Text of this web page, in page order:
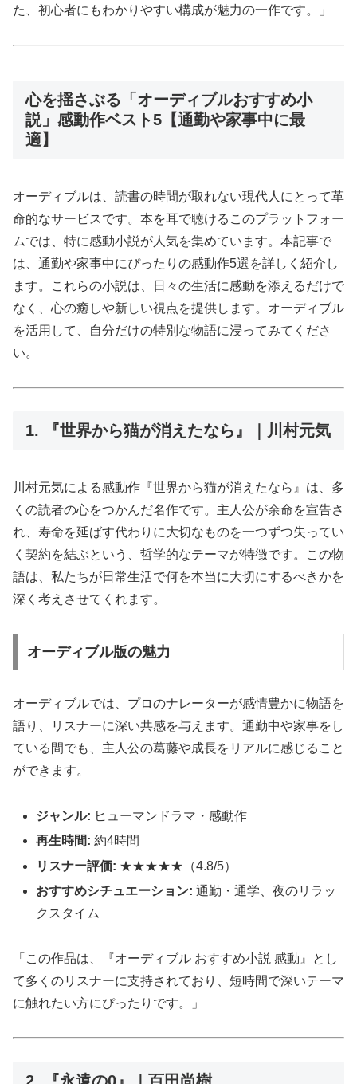
た、初心者にもわかりやすい構成が魅力の一作です。」
心を揺さぶる「オーディブルおすすめ小
説」感動作ベスト5【通勤や家事中に最
適】
オーディブルは、読書の時間が取れない現代人にとって革
命的なサービスです。本を耳で聴けるこのプラットフォー
ムでは、特に感動小説が人気を集めています。本記事で
は、通勤や家事中にぴったりの感動作5選を詳しく紹介し
ます。これらの小説は、日々の生活に感動を添えるだけで
なく、心の癒しや新しい視点を提供します。オーディブル
を活用して、自分だけの特別な物語に浸ってみてくださ
い。
1. 『世界から猫が消えたなら』｜川村元気
川村元気による感動作『世界から猫が消えたなら』は、多
くの読者の心をつかんだ名作です。主人公が余命を宣告さ
れ、寿命を延ばす代わりに大切なものを一つずつ失ってい
く契約を結ぶという、哲学的なテーマが特徴です。この物
語は、私たちが日常生活で何を本当に大切にするべきかを
深く考えさせてくれます。
オーディブル版の魅力
オーディブルでは、プロのナレーターが感情豊かに物語を
語り、リスナーに深い共感を与えます。通勤中や家事をし
ている間でも、主人公の葛藤や成長をリアルに感じること
ができます。
ジャンル: ヒューマンドラマ・感動作
再生時間: 約4時間
リスナー評価: ★★★★★（4.8/5）
おすすめシチュエーション: 通勤・通学、夜のリラッ
クスタイム
「この作品は、『オーディブル おすすめ小説 感動』とし
て多くのリスナーに支持されており、短時間で深いテーマ
に触れたい方にぴったりです。」